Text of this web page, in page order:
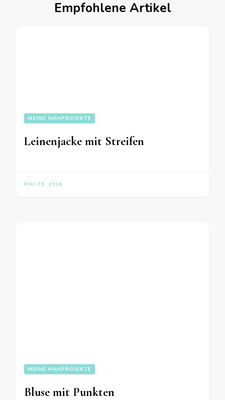
Empfohlene Artikel
MEINE NÄHPROJEKTE
Leinenjacke mit Streifen
MAI 29, 2016
MEINE NÄHPROJEKTE
Bluse mit Punkten